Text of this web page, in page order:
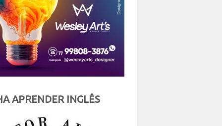
APRENDER INGLÊS